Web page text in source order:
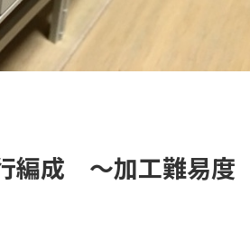
編成 ～加工難易度